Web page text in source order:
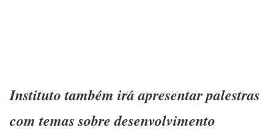
Instituto também irá apresentar palestras
com temas sobre desenvolvimento